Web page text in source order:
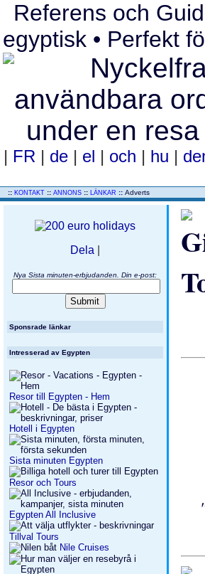
Referens och
egyptisk • Perfekt
| FR | de | el | och | hu |
:: KONTAKT :: ANNONS :: LÄNKAR :: Adverts
Dela
Nya Sista minuten-erbjudanden. Din e-post:
Sponsrade länkar
Intresserad av Egypten
Resor till Egypten - Hem
Hotell i Egypten
Sista minuten Egypten
Resor och Tours
Egypten All Inclusive
Tillval Tours
Nile Cruises